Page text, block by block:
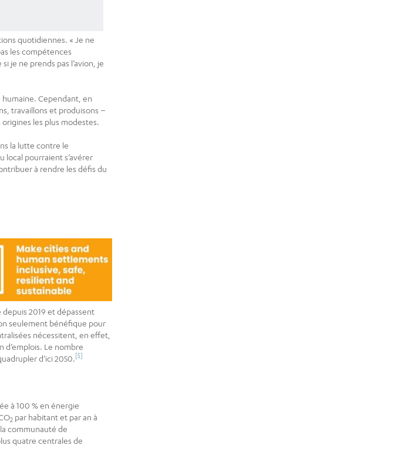
quotidiennes. « Je ne
les compétences
je ne prends pas l’avion, je
humaine. Cependant, en
travaillons et produisons –
les plus modestes.
la lutte contre le
local pourraient s’avérer
à rendre les défis du
2019 et dépassent
seulement bénéfique pour
nécessitent, en effet,
Le nombre
d’ici 2050.[5]
à 100 % en énergie
2 par habitant et par an à
communauté de
quatre centrales de